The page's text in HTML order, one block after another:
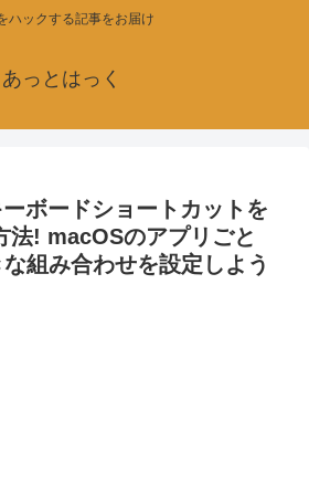
ハックする記事をお届け
あっとはっく
ボードショートカットを
法! macOSのアプリごと
組み合わせを設定しよう